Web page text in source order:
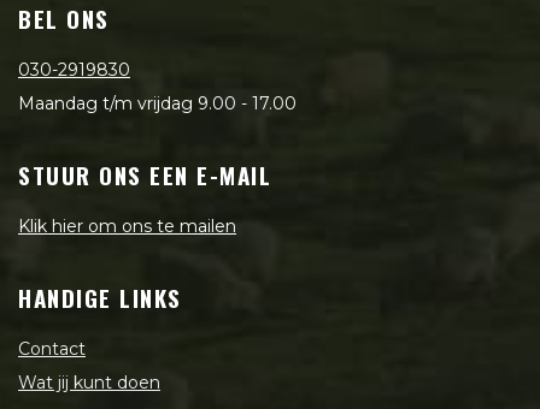
BEL ONS
030-2919830
Maandag t/m vrijdag 9.00 - 17.00
STUUR ONS EEN E-MAIL
Klik hier om ons te mailen
HANDIGE LINKS
Contact
Wat jij kunt doen